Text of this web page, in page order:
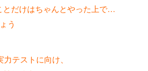
とだけはちゃんとやった上で…
う
テストに向け、